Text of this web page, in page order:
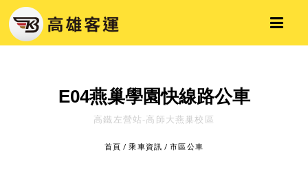
E04燕巢學園快線路公車
高鐵左營站-高師大燕巢校區
首頁 /乘車資訊 /市區公車